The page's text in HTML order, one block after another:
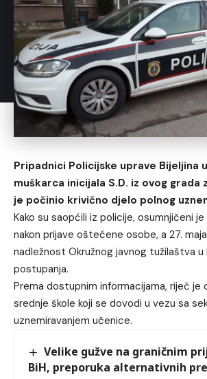
Pripadnici Policijske uprave Bijeljina
muškarca inicijala S.D. iz ovog grada
je počinio krivično djelo polnog
Kako su saopćili iz policije, osumnjičeni
nakon prijave oštećene osobe, a 27.
nadležnost Okružnog javnog tužilaštva u
postupanja.
Prema dostupnim informacijama, riječ je
srednje škole koji se dovodi u vezu sa
uznemiravanjem učenice.
Velike gužve na graničnim
BiH, preporuka alternativnih